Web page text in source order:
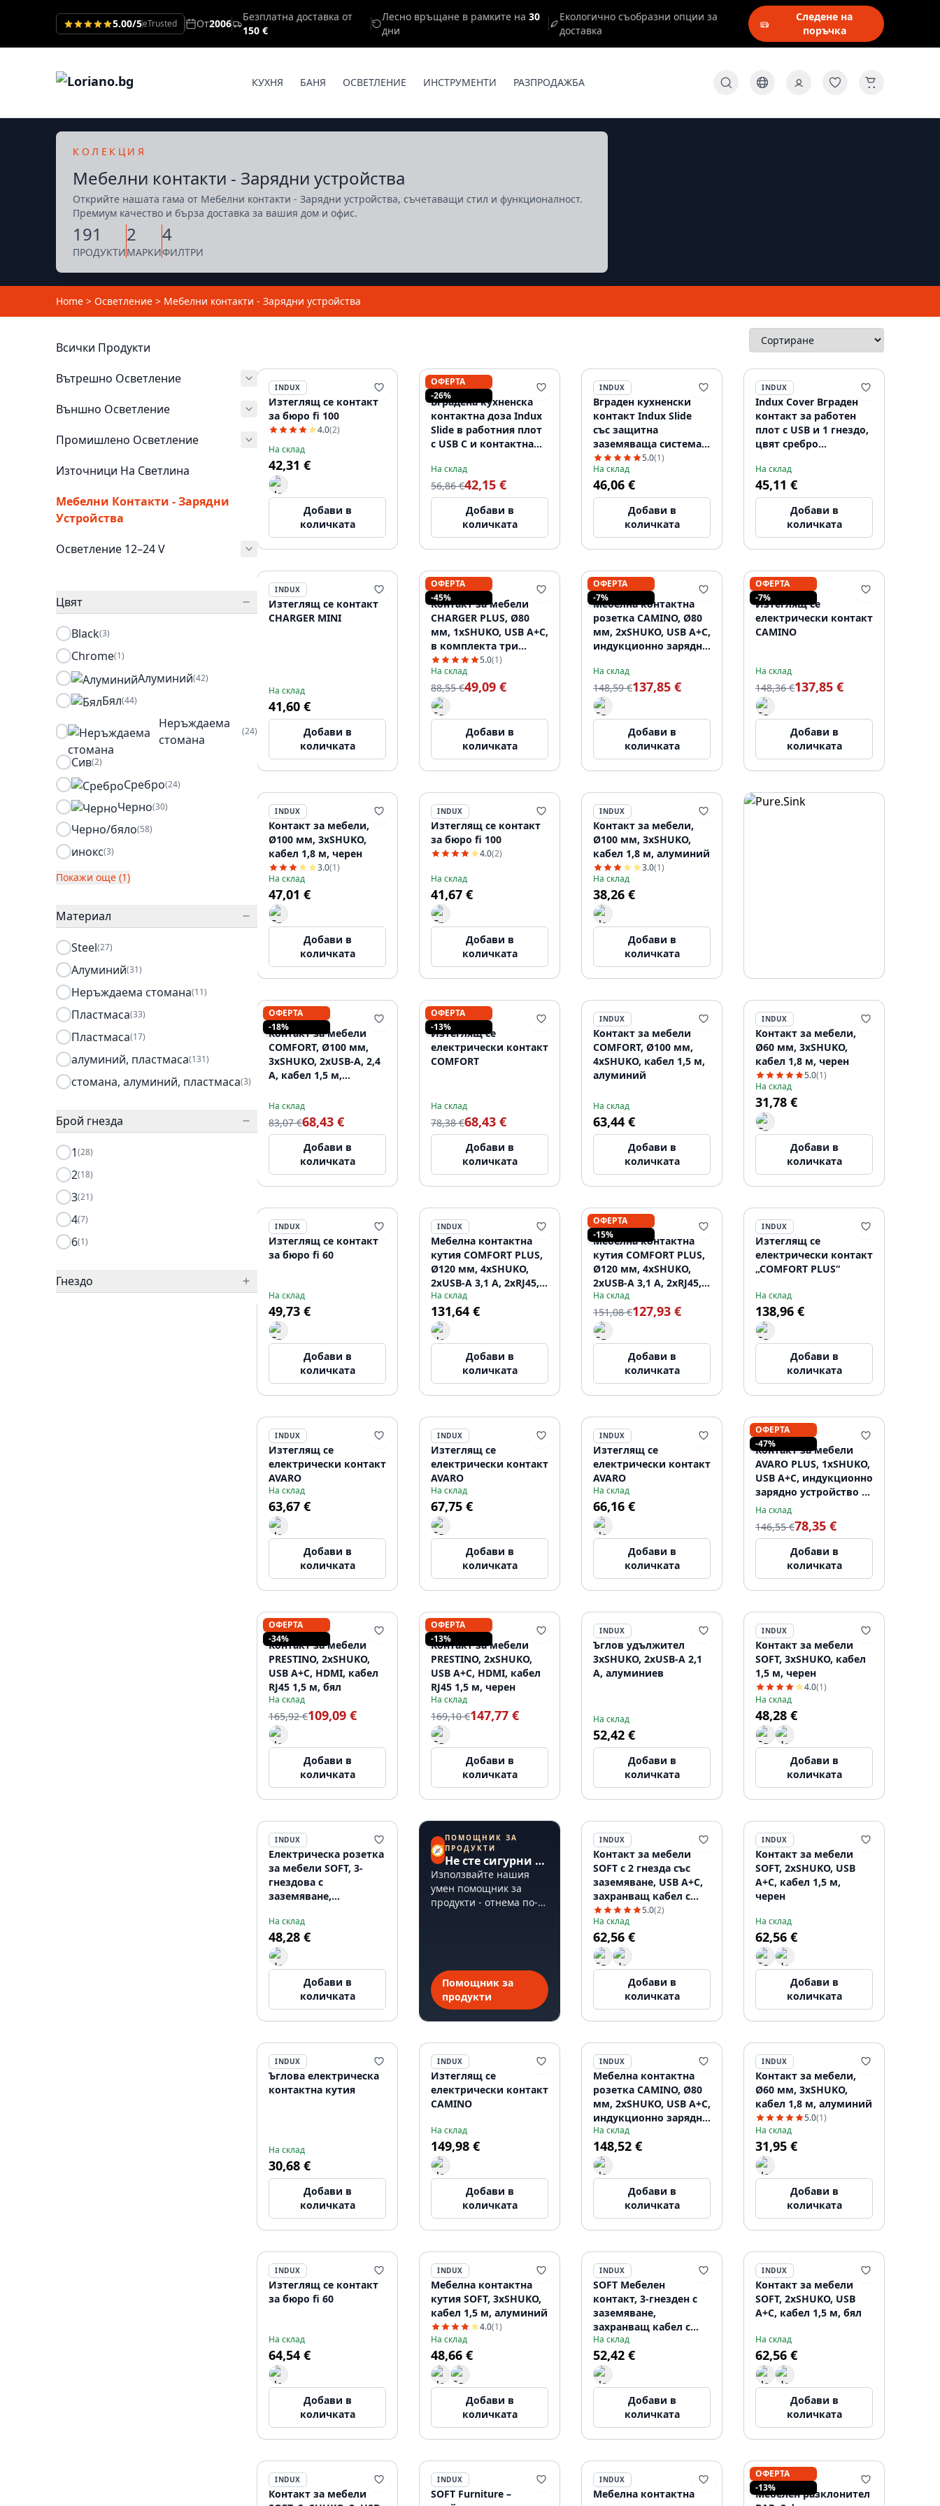
5.00/5eTrusted От2006
Безплатна доставка от
150 €
Лесно връщане в рамките на 30
дни
Екологично съобразни опции за
доставка
Следене на
поръчка
КУХНЯ БАНЯ ОСВЕТЛЕНИЕ ИНСТРУМЕНТИ РАЗПРОДАЖБА
КОЛЕКЦИЯ
Мебелни контакти - Зарядни устройства
Открийте нашата гама от Мебелни контакти - Зарядни устройства, съчетаващи стил и функционалност.
Премиум качество и бърза доставка за вашия дом и офис.
191
ПРОДУКТИ
2
МАРКИ
4
ФИЛТРИ
Home > Осветление > Мебелни контакти - Зарядни устройства
Всички Продукти
Вътрешно Осветление
Външно Осветление
Промишлено Осветление
Източници На Светлина
Мебелни Контакти - Зарядни
Устройства
Осветление 12–24 V
Цвят
Black(3)
Chrome(1)
Алуминий(42)
Бял(44)
Неръждаема
стомана
(24)
Сив(2)
Сребро(24)
Черно(30)
Черно/бяло(58)
инокс(3)
Покажи още (1)
Материал
Steel(27)
Алуминий(31)
Неръждаема стомана(11)
Пластмаса(33)
Пластмаса(17)
алуминий, пластмаса(131)
стомана, алуминий, пластмаса(3)
Брой гнезда
1(28)
2(18)
3(21)
4(7)
6(1)
Гнездо
INDUX
Изтеглящ се контакт
за бюро fi 100
4.0(2)
На склад
42,31 €
Добави в
количката
ОФЕРТА
-26%
INDUX
Вградена кухненска
контактна доза Indux
Slide в работния плот
с USB C и контактна
неръждаема стомана
1208957391
На склад
56,86 €42,15 €
Добави в
количката
INDUX
Вграден кухненски
контакт Indux Slide
със защитна
заземяваща система в
работната плота с USB
и контакт, цвят -
неръждаема стомана
1208957392
5.0(1)
На склад
46,06 €
Добави в
количката
INDUX
Indux Cover Вграден
контакт за работен
плот с USB и 1 гнездо,
цвят сребро
На склад
45,11 €
Добави в
количката
INDUX
Изтеглящ се контакт
CHARGER MINI
На склад
41,60 €
Добави в
количката
ОФЕРТА
-45%
INDUX
Контакт за мебели
CHARGER PLUS, Ø80
мм, 1xSHUKO, USB A+C,
в комплекта три
сменяеми модула
(USB-A, HDMI, RJ45),
кабел 1,5 м, черен
5.0(1)
На склад
88,55 €49,09 €
Добави в
количката
ОФЕРТА
-7%
INDUX
Мебелна контактна
розетка CAMINO, Ø80
мм, 2xSHUKO, USB A+C,
индукционно зарядно
кабел 1,5 м, черна
На склад
148,59 €137,85 €
Добави в
количката
ОФЕРТА
-7%
INDUX
Изтеглящ се
електрически контакт
CAMINO
На склад
148,36 €137,85 €
Добави в
количката
INDUX
Контакт за мебели,
Ø100 мм, 3xSHUKO,
кабел 1,8 м, черен
3.0(1)
На склад
47,01 €
Добави в
количката
INDUX
Изтеглящ се контакт
за бюро fi 100
4.0(2)
На склад
41,67 €
Добави в
количката
INDUX
Контакт за мебели,
Ø100 мм, 3xSHUKO,
кабел 1,8 м, алуминий
3.0(1)
На склад
38,26 €
Добави в
количката
ОФЕРТА
-18%
INDUX
Контакт за мебели
COMFORT, Ø100 мм,
3xSHUKO, 2xUSB-A, 2,4
А, кабел 1,5 м,
На склад
83,07 €68,43 €
Добави в
количката
ОФЕРТА
-13%
INDUX
Изтеглящ се
електрически контакт
COMFORT
На склад
78,38 €68,43 €
Добави в
количката
INDUX
Контакт за мебели
COMFORT, Ø100 мм,
4xSHUKO, кабел 1,5 м,
алуминий
На склад
63,44 €
Добави в
количката
INDUX
Контакт за мебели,
Ø60 мм, 3xSHUKO,
кабел 1,8 м, черен
5.0(1)
На склад
31,78 €
Добави в
количката
INDUX
Изтеглящ се контакт
за бюро fi 60
На склад
49,73 €
Добави в
количката
INDUX
Мебелна контактна
кутия COMFORT PLUS,
Ø120 мм, 4xSHUKO,
2xUSB-A 3,1 А, 2xRJ45,
индуктивно зарядно
устройство 5 W, кабел
1,5 м, бял
На склад
131,64 €
Добави в
количката
ОФЕРТА
-15%
INDUX
Мебелна контактна
кутия COMFORT PLUS,
Ø120 мм, 4xSHUKO,
2xUSB-A 3,1 А, 2xRJ45,
индуктивно зарядно
устройство 5 W, кабел
1,5 м, черно
На склад
151,08 €127,93 €
Добави в
количката
INDUX
Изтеглящ се
електрически контакт
„COMFORT PLUS“
На склад
138,96 €
Добави в
количката
INDUX
Изтеглящ се
електрически контакт
AVARO
На склад
63,67 €
Добави в
количката
INDUX
Изтеглящ се
електрически контакт
AVARO
На склад
67,75 €
Добави в
количката
INDUX
Изтеглящ се
електрически контакт
AVARO
На склад
66,16 €
Добави в
количката
ОФЕРТА
-47%
INDUX
Контакт за мебели
AVARO PLUS, 1xSHUKO,
USB A+C, индукционно
зарядно устройство 5
W, кабел 1,5 м, черен
На склад
146,55 €78,35 €
Добави в
количката
ОФЕРТА
-34%
INDUX
Контакт за мебели
PRESTINO, 2xSHUKO,
USB A+C, HDMI, кабел
RJ45 1,5 м, бял
На склад
165,92 €109,09 €
Добави в
количката
ОФЕРТА
-13%
INDUX
Контакт за мебели
PRESTINO, 2xSHUKO,
USB A+C, HDMI, кабел
RJ45 1,5 м, черен
На склад
169,10 €147,77 €
Добави в
количката
INDUX
Ъглов удължител
3xSHUKO, 2xUSB-A 2,1
A, алуминиев
На склад
52,42 €
Добави в
количката
INDUX
Контакт за мебели
SOFT, 3xSHUKO, кабел
1,5 м, черен
4.0(1)
На склад
48,28 €
Добави в
количката
INDUX
Електрическа розетка
за мебели SOFT, 3-
гнездова с
заземяване,
щепсел, черна
На склад
48,28 €
Добави в
количката
🧭
ПОМОЩНИК ЗА
ПРОДУКТИ
Не сте сигурни откъде да започнете?
Използвайте нашия
умен помощник за
продукти - отнема по-
Помощник за
продукти
INDUX
Контакт за мебели
SOFT с 2 гнезда със
заземяване, USB A+C,
захранващ кабел с
щепсел, черен
5.0(2)
На склад
62,56 €
Добави в
количката
INDUX
Контакт за мебели
SOFT, 2xSHUKO, USB
A+C, кабел 1,5 м,
черен
На склад
62,56 €
Добави в
количката
INDUX
Ъглова електрическа
контактна кутия
На склад
30,68 €
Добави в
количката
INDUX
Изтеглящ се
електрически контакт
CAMINO
На склад
149,98 €
Добави в
количката
INDUX
Мебелна контактна
розетка CAMINO, Ø80
мм, 2xSHUKO, USB A+C,
индукционно зарядно
устройство 10 W,
кабел 1,5 м, бяла
На склад
148,52 €
Добави в
количката
INDUX
Контакт за мебели,
Ø60 мм, 3xSHUKO,
кабел 1,8 м, алуминий
5.0(1)
На склад
31,95 €
Добави в
количката
INDUX
Изтеглящ се контакт
за бюро fi 60
На склад
64,54 €
Добави в
количката
INDUX
Мебелна контактна
кутия SOFT, 3xSHUKO,
кабел 1,5 м, алуминий
4.0(1)
На склад
48,66 €
Добави в
количката
INDUX
SOFT Мебелен
контакт, 3-гнезден с
заземяване,
захранващ кабел с
щепсел, алуминиев
На склад
52,42 €
Добави в
количката
INDUX
Контакт за мебели
SOFT, 2xSHUKO, USB
A+C, кабел 1,5 м, бял
На склад
62,56 €
Добави в
количката
INDUX
Контакт за мебели
INDUX
SOFT Furniture –
INDUX
Мебелна контактна
ОФЕРТА
-13%
INDUX
Мебелен разклонител